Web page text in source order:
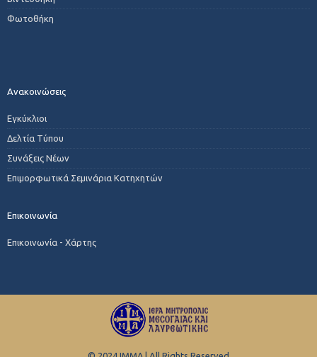
Φωτοθήκη
Ανακοινώσεις
Εγκύκλιοι
Δελτία Τύπου
Συνάξεις Νέων
Επιμορφωτικά Σεμινάρια Κατηχητών
Επικοινωνία
Επικοινωνία - Χάρτης